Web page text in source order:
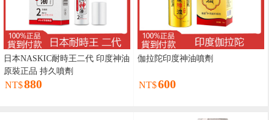
日本NASKIC耐時王二代 印度神油
原裝正品 持久噴劑
NT$880
伽拉陀印度神油噴劑
NT$600